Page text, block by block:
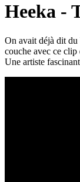
Heeka -
On avait déjà dit du
couche avec ce
Une artiste